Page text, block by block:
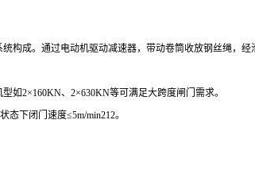
构成。通过电动机驱动减速器，带动卷筒收放钢丝绳，
型如2×160KN、 2×630KN等可满足大跨度闸门需求。
态下闭门速度≤5m/min212。